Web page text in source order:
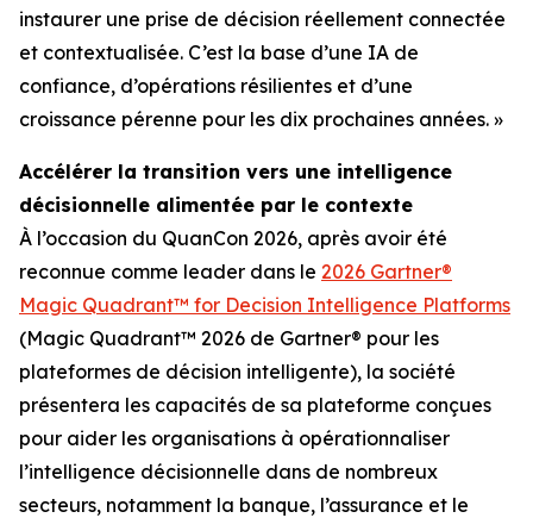
instaurer une prise de décision réellement connectée
et contextualisée. C’est la base d’une IA de
confiance, d’opérations résilientes et d’une
croissance pérenne pour les dix prochaines années. »
Accélérer la transition vers une intelligence
décisionnelle alimentée par le contexte
À l’occasion du QuanCon 2026, après avoir été
reconnue comme leader dans le 2026 Gartner®
Magic Quadrant™ for Decision Intelligence Platforms
(Magic Quadrant™ 2026 de Gartner® pour les
plateformes de décision intelligente), la société
présentera les capacités de sa plateforme conçues
pour aider les organisations à opérationnaliser
l’intelligence décisionnelle dans de nombreux
secteurs, notamment la banque, l’assurance et le